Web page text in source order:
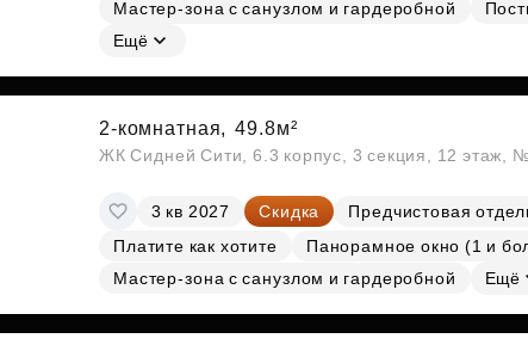
СубсидииМастер-зона с санузлом и гардеробной
Ещё
2-комнатная, 49.8м²
ЖК Сидней Сити, 6.3 корпус, 3 секция, 12 этаж,
3 кв 2027 Скидка
Предчистовая
Платите как хотите
Панорамное окно (1 и
Мастер-зона с санузлом и гардеробной
Ещё